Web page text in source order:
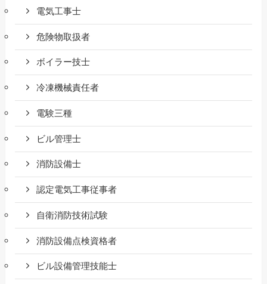
電気工事士
危険物取扱者
ボイラー技士
冷凍機械責任者
電験三種
ビル管理士
消防設備士
認定電気工事従事者
自衛消防技術試験
消防設備点検資格者
ビル設備管理技能士